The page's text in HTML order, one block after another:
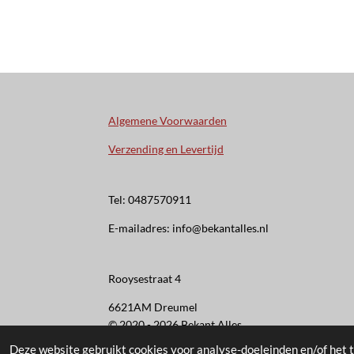
Deze website gebruikt cookies voor analyse-doeleinden en/of
Algemene Voorwaarden
Verzending en Levertijd
Tel: 0487570911
E-mailadres: info@bekantalles.nl
Rooysestraat 4
6621AM Dreumel
© 2020 - 2026 Bekant Alles